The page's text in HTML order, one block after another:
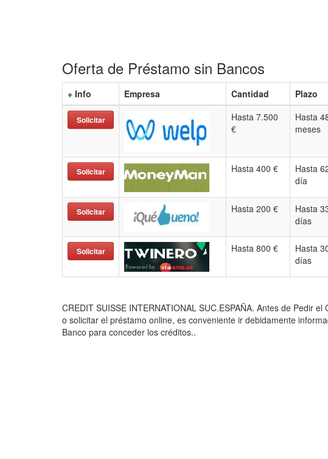
Oferta de Préstamo sin Bancos
+ Info Empresa Cantidad Plazo
Solicitar
Hasta 7.500
€
Hasta
meses
Solicitar Hasta 400 €
Hasta
día
Solicitar Hasta 200 €
Hasta
días
Solicitar Hasta 800 €
Hasta
días
CREDIT SUISSE INTERNATIONAL SUC.ESPAÑA. Antes de Pedir
o solicitar el préstamo online, es conveniente ir debidamente
Banco para conceder los créditos..